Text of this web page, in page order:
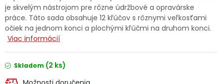
Kontakty
Reklamačný formulár
je skvelým nástrojom pre rôzne údržbové a opravárske
práce. Táto sada obsahuje 12 kľúčov s rôznymi veľkosťami
očiek na jednom konci a plochými kľúčmi na druhom konci.
Viac informácií
Skladom (2 ks)